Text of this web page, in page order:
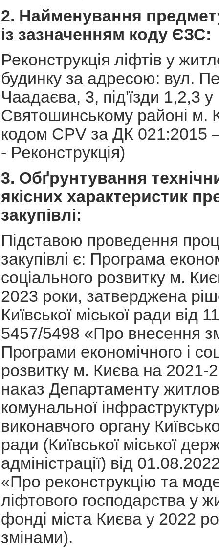
2. Найменування
із зазначенням коду ЄЗС:
Реконструкція ліфтів у
будинку за адресою: вул.
Чаадаєва, 3, під'їзди 1,2,3 у
Святошинському районі м.
кодом CPV за ДК 021:2015
- Реконструкція)
3. Обґрунтування
якісних характеристик
закупівлі:
Підставою проведення
закупівлі є: Програма
соціального розвитку м.
2023 роки, затверджена
Київської міської ради від
5457/5498 «Про внесення
Програми економічного і
розвитку м. Києва на 2021-
наказ Департаменту
комунальної
виконавчого органу
ради (Київської міської
адміністрації) від
«Про реконструкцію та
ліфтового господарства у
фонді міста Києва у 2022
змінами).